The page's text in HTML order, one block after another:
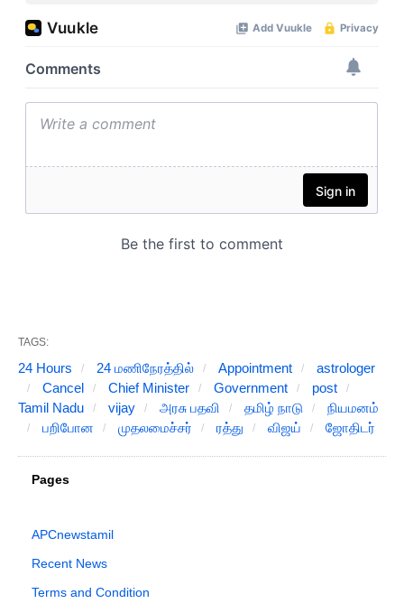
TAGS:
24 Hours 24 மணிநேரத்தில் Appointment
astrologer
Cancel
Chief Minister Government
post
Tamil Nadu
vijay அரசு பதவி தமிழ் நாடு
நியமனம்
பறிபோன
முதலமைச்சர் ரத்து விஜய் ஜோதிடர்
Pages
APCnewstamil
Recent News
Terms and Condition